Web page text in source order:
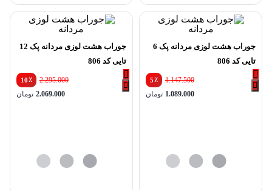
جوراب هشت لوزی مردانه پک 6
تایی کد 806
٪5
1.147.500
تومان 1.089.000
جوراب هشت لوزی مردانه پک 12
تایی کد 806
٪10
2.295.000
تومان 2.069.000